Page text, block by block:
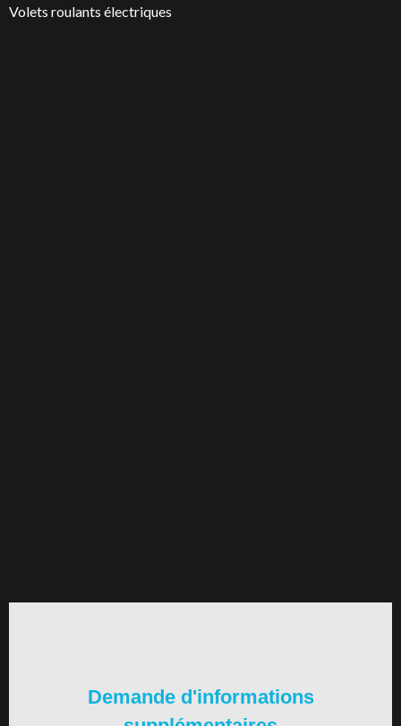
Volets roulants électriques
Demande d'informations